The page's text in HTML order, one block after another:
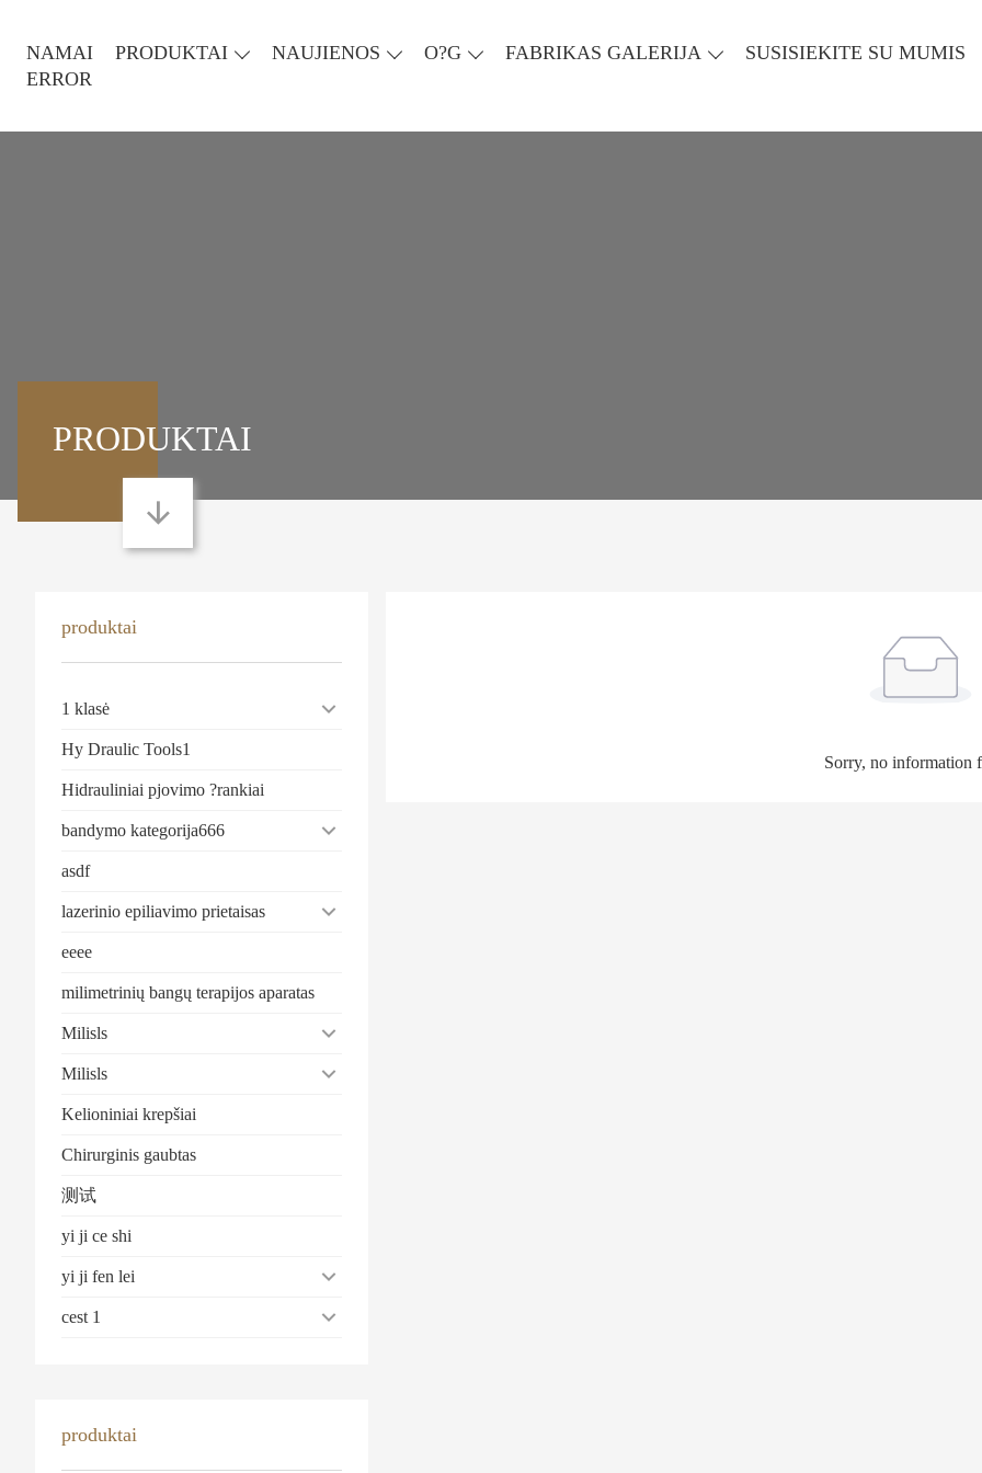
NAMAI PRODUKTAI NAUJIENOS O?G FABRIKAS GALERIJA SUSISIEKITE SU MUMIS
ERROR
PRODUKTAI
produktai
1 klasė
Hy Draulic Tools1
Hidrauliniai pjovimo ?rankiai
bandymo kategorija666
asdf
lazerinio epiliavimo prietaisas
eeee
milimetrinių bangų terapijos aparatas
Milisls
Milisls
Kelioniniai krepšiai
Chirurginis gaubtas
测试
yi ji ce shi
yi ji fen lei
cest 1
produktai
Sorry, no information